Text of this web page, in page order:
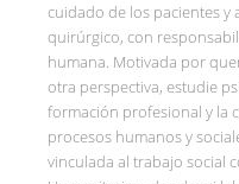
cuidado de los pacientes
quirúrgico, con
humana. Motivada por
otra perspectiva, estudie
formación profesional y la
procesos humanos y
vinculada al trabajo social